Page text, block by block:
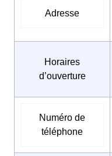
Adresse
Horaires
d’ouverture
Numéro de
téléphone